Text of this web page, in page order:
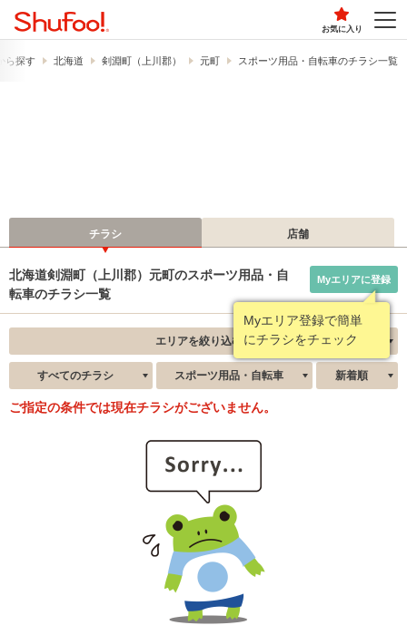
お気に入り
ら探す 北海道 剣淵町（上川郡） 元町 スポーツ用品・自転車のチラシ一覧
チラシ 店舗
北海道剣淵町（上川郡）元町のスポーツ用品・自
転車のチラシ一覧
Myエリア登録で簡単
にチラシをチェック
Myエリアに登録
エリアを絞り込む
すべてのチラシ スポーツ用品・自転車 新着順
ご指定の条件では現在チラシがございません。